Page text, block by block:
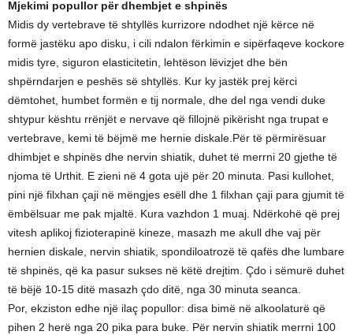
Mjekimi popullor për dhembjet e shpinës
Midis dy vertebrave të shtyllës kurrizore ndodhet një kërce në
formë jastëku apo disku, i cili ndalon fërkimin e sipërfaqeve kockore
midis tyre, siguron elasticitetin, lehtëson lëvizjet dhe bën
shpërndarjen e peshës së shtyllës. Kur ky jastëk prej kërci
dëmtohet, humbet formën e tij normale, dhe del nga vendi duke
shtypur kështu rrënjët e nervave që fillojnë pikërisht nga trupat e
vertebrave, kemi të bëjmë me hernie diskale.Për të përmirësuar
dhimbjet e shpinës dhe nervin shiatik, duhet të merrni 20 gjethe të
njoma të Urthit. E zieni në 4 gota ujë për 20 minuta. Pasi kullohet,
pini një filxhan çaji në mëngjes esëll dhe 1 filxhan çaji para gjumit të
ëmbëlsuar me pak mjaltë. Kura vazhdon 1 muaj. Ndërkohë që prej
vitesh aplikoj fizioterapinë kineze, masazh me akull dhe vaj për
hernien diskale, nervin shiatik, spondiloatrozë të qafës dhe lumbare
të shpinës, që ka pasur sukses në këtë drejtim. Çdo i sëmurë duhet
të bëjë 10-15 ditë masazh çdo ditë, nga 30 minuta seanca.
Por, ekziston edhe një ilaç popullor: disa bimë në alkoolaturë që
pihen 2 herë nga 20 pika para buke. Për nervin shiatik merrni 100